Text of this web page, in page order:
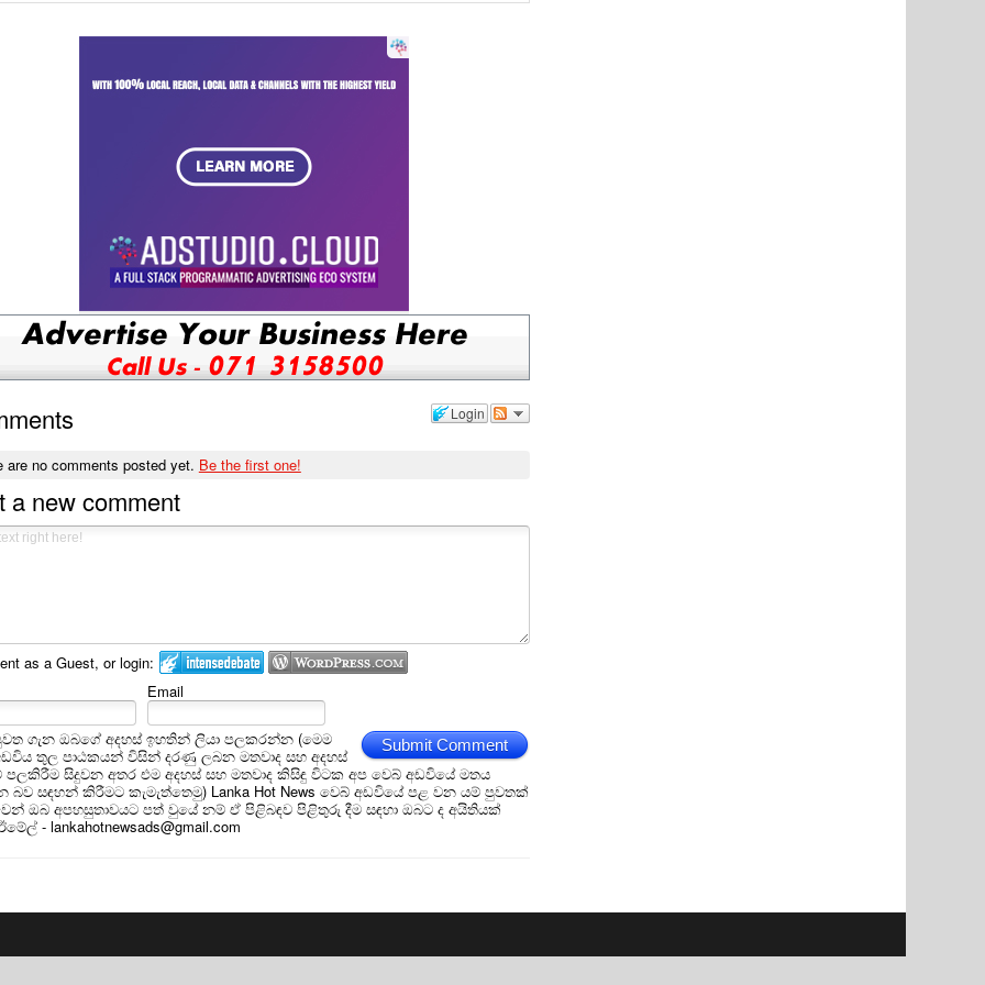
Login
are no comments posted yet. Be the first one!
a new comment
as a Guest, or login:
Email
Submit Comment
ගැන ඔබගේ අදහස් ඉහතින් ලියා පලකරන්න (මෙම
තුල පාඨකයන් විසින් දරණු ලබන මතවාද සහ අදහස්
පලකිරීම සිදුවන අතර එම අදහස් සහ මතවාද කිසිඳු විටක අප වෙබ් අඩවියේ මතය
සඳහන් කිරීමට කැමැත්තෙමු) Lanka Hot News වෙබ් අඩවියේ පළ වන යම් පුවතක්
ඔබ අපහසුතාවයට පත් වුයේ නම් ඒ පිළිබඳව පිළිතුරු දීම සඳහා ඔබට ද අයිතියක්
- lankahotnewsads@gmail.com